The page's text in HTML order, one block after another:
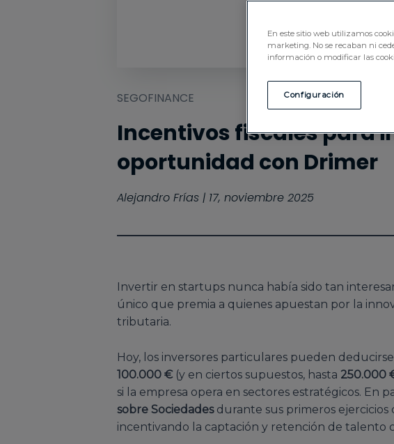
SEGOFINANCE
Incentivos fiscales para
oportunidad con Drimer
Alejandro Frías | 17, noviembre 2025
Invertir en startups nunca había sido tan
único que premia a quienes apuestan por la
tributaria.
Hoy, los inversores particulares pueden deducirse
100.000 €(y en ciertos supuestos, hasta 250.000
si la empresa opera en sectores estratégicos. En
sobre Sociedadesdurante sus primeros ejercicios
incentivando la captación y retención de talento
En este sitio web utilizamos
marketing. No se recaban ni
información o modificar las
Configuración